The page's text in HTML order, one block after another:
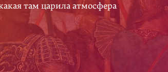
там царила атмосфера